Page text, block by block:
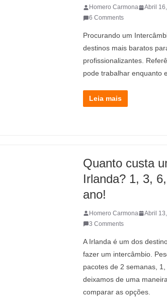
Homero Carmona Abril
6 Comments
Procurando um
destinos mais baratos
profissionalizantes.
pode trabalhar enquanto
Leia mais
Quanto custa
Irlanda? 1, 3,
ano!
Homero Carmona Abril
3 Comments
A Irlanda é um dos
fazer um intercâmbio.
pacotes de 2 semanas,
deixamos de uma
comparar as opções.